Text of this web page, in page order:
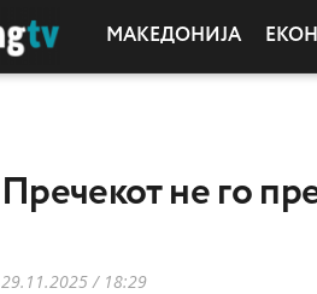
МАКЕДОНИЈА
Пречекот не го
29.11.2025 / 18:29